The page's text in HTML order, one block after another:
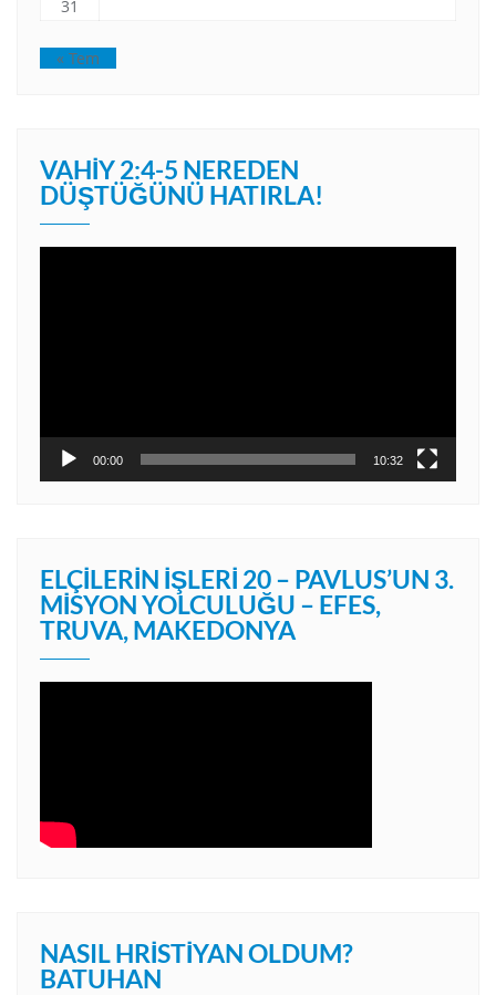
31
« Tem
VAHIY 2:4-5 NEREDEN
DÜŞTÜĞÜNÜ HATIRLA!
00:00 10:32
ELÇILERIN İŞLERI 20 – PAVLUS’UN 3.
MISYON YOLCULUĞU – EFES,
TRUVA, MAKEDONYA
NASIL HRISTIYAN OLDUM?
BATUHAN